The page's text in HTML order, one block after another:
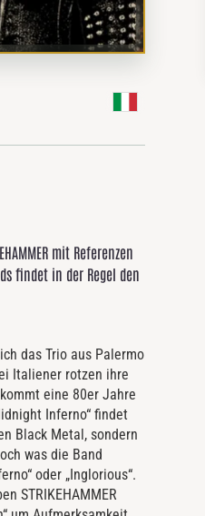
mit Referenzen
findet in der Regel den
das Trio aus Palermo
Italiener rotzen ihre
eine 80er Jahre
Inferno“ findet
Black Metal, sondern
was die Band
oder „Inglorious“.
STRIKEHAMMER